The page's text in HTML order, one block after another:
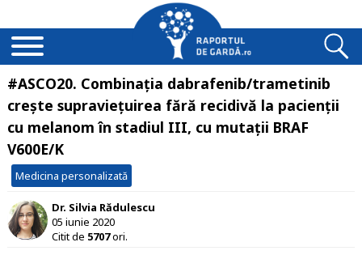
#ASCO20. Combinația dabrafenib/trametinib
crește supraviețuirea fără recidivă la pacienții
cu melanom în stadiul III, cu mutații BRAF
V600E/K
Medicina personalizată
Dr. Silvia Rădulescu
05 iunie 2020
Citit de 5707ori.